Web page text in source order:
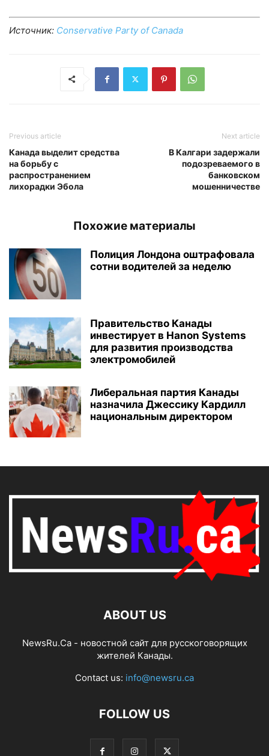
Источник: Conservative Party of Canada
Previous article
Канада выделит средства
на борьбу с
распространением
лихорадки Эбола
Next article
В Калгари задержали
подозреваемого в
банковском
мошенничестве
Похожие материалы
Полиция Лондона оштрафовала
сотни водителей за неделю
Правительство Канады
инвестирует в Hanon Systems
для развития производства
электромобилей
Либеральная партия Канады
назначила Джессику Кардилл
национальным директором
ABOUT US
NewsRu.Ca - новостной сайт для русскоговорящих
жителей Канады.
Contact us: info@newsru.ca
FOLLOW US